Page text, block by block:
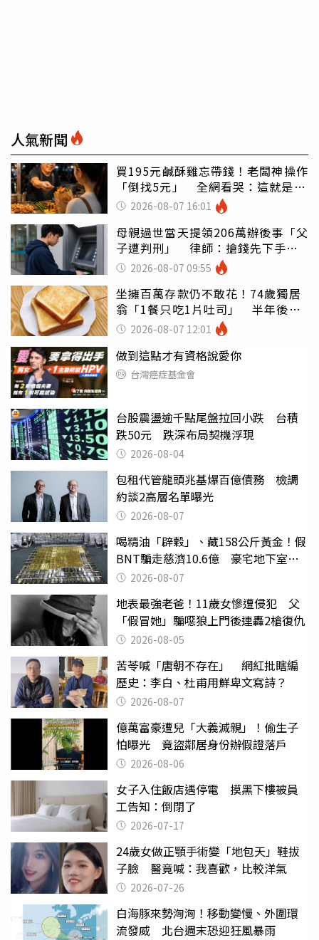
人氣新聞
買195元鹹酥雞忘帶錢！老闆神操作
「倒找5元」 全網看哭：這就是台
灣 2026-08-07 16:01
母親過世當天提領206萬辦後事「父
子遭判刑」 律師：搶錢先下手是
罪 2026-08-07 09:55
坐擁百萬存款仍不敢花！74歲獨居
翁「1餐只吃1片吐司」 半年後暴
瘦嚇壞女兒
2026-08-07 12:01
做到這點才有資格說愛你
台灣癌症基金會
台股震盪逾千點尾盤拉回小跌 台積
跌50元 跌深布局契機浮現
2026-08-04
包租代管龍頭兆基爆百億債務 檢調
約談2高層名單曝光
2026-08-07
喝精油「辟穀」、藏158公斤黃金！假
BNT騙走慈濟10.6億 豪宅地下室竟
挖出乾鮑金庫
2026-08-07
地表最強老爸！11歲女慘遭侵犯 父
「假冒她」騙噁狼上門後連轟2槍復仇
2026-08-05
苦苓喊「唐朝不存在」 網紅批瞎編
歷史：李白、杜甫用鮮卑文寫詩？
2026-08-07
億萬富豪遭兒「大義滅親」！偷生子
怕曝光 竟盜鄰居身份辦假證落戶
2026-08-06
女子入住飯店遇停電 摸黑下樓被員
工告知：倒閉了
2026-07-17
24歲女做正顎手術變「地包天」鞋拔
子臉 醫竟喊：我喜歡，比較洋氣
2026-07-26
白海豚來勢洶洶！移動變慢、外圍環
流發威 北台週末恐迎狂風暴雨